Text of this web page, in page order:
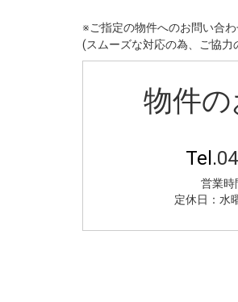
※ご指定の物件へのお問い合わ
(スムーズな対応の為、ご協
物件
Tel.
営業時
定休日：水